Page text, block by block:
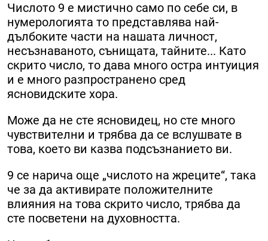
Числото 9 е мистично само по себе си, в
нумерологията то представлява най-
дълбоките части на нашата личност,
несъзнаваното, сънищата, тайните... Като
скрито число, то дава много остра интуиция
и е много разпространено сред
ясновидските хора.
Може да не сте ясновидец, но сте много
чувствителни и трябва да се вслушвате в
това, което ви казва подсъзнанието ви.
9 се нарича още „числото на жреците“, така
че за да активирате положителните
влияния на това скрито число, трябва да
сте посветени на духовността.